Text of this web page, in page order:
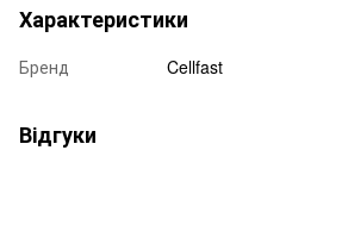
Характеристики
Бренд Cellfast
Відгуки